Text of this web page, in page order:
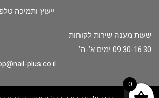
ייעוץ ותמיכה טלפונית:
שעות מענה שירות לקוחות
09.30-16.30 ימים א’-ה’
plus.co.il
0